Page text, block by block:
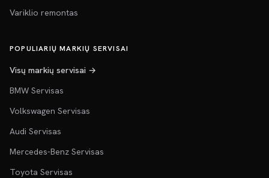
Variklio remontas
POPULIARIŲ MARKIŲ SERVISAI
Visų markių servisai →
BMW Servisas
Volkswagen Servisas
Audi Servisas
Mercedes-Benz Servisas
Toyota Servisas